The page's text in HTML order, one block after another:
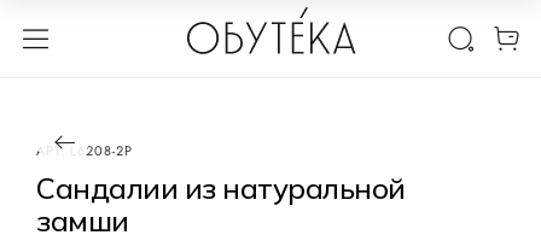
1 / 2
АРТ. L6208-2P
Сандалии из натуральной
замши